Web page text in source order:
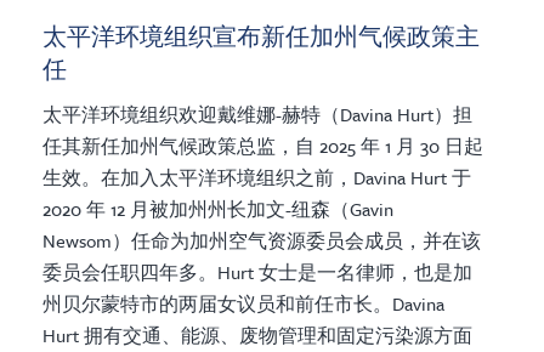
太平洋环境组织宣布新任加州气候政策主
任
太平洋环境组织欢迎戴维娜-赫特（Davina Hurt）担
任其新任加州气候政策总监，自 2025 年 1 月 30 日起
生效。在加入太平洋环境组织之前，Davina Hurt 于
2020 年 12 月被加州州长加文-纽森（Gavin
Newsom）任命为加州空气资源委员会成员，并在该
委员会任职四年多。Hurt 女士是一名律师，也是加
州贝尔蒙特市的两届女议员和前任市长。Davina
Hurt 拥有交通、能源、废物管理和固定污染源方面